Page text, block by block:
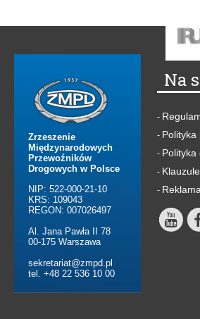
Zrzeszenie
Międzynarodowych
Przewoźników
Drogowych w Polsce
NIP: 522-000-21-10
KRS: 109043
REGON: 007026497
Al. Jana Pawła II 78
00-175 Warszawa
sekretariat@zmpd.pl
tel. +48 22 536 10 00
Na
-
- Polityka
- Polityka
-
- Reklama